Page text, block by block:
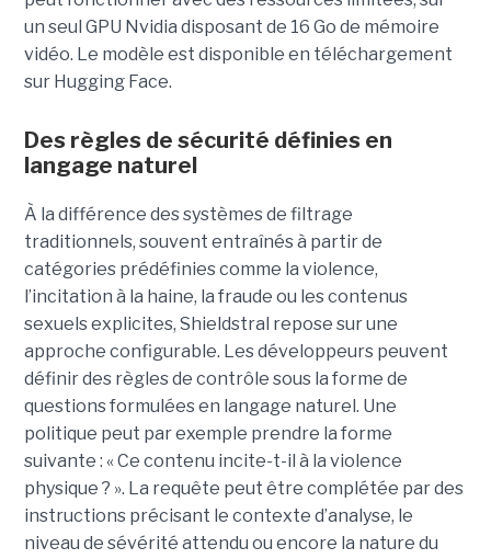
un seul GPU Nvidia disposant de 16 Go de mémoire
vidéo. Le modèle est disponible en téléchargement
sur Hugging Face.
Des règles de sécurité définies en
langage naturel
À la différence des systèmes de filtrage
traditionnels, souvent entraînés à partir de
catégories prédéfinies comme la violence,
l’incitation à la haine, la fraude ou les contenus
sexuels explicites, Shieldstral repose sur une
approche configurable. Les développeurs peuvent
définir des règles de contrôle sous la forme de
questions formulées en langage naturel. Une
politique peut par exemple prendre la forme
suivante : « Ce contenu incite-t-il à la violence
physique ? ». La requête peut être complétée par des
instructions précisant le contexte d’analyse, le
niveau de sévérité attendu ou encore la nature du